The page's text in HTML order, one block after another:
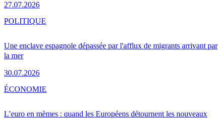
27.07.2026
Une enclave espagnole dépassée par l'afflux de migrants arrivant par
la mer
30.07.2026
POLITIQUE
L’euro en mèmes : quand les Européens détournent les nouveaux
ÉCONOMIE